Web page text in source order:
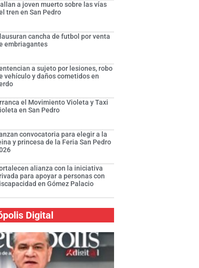
a joven muerto sobre las vías
tren en San Pedro
cancha de futbol por venta
embriagantes
a sujeto por lesiones, robo
vehículo y daños cometidos en
el Movimiento Violeta y Taxi
en San Pedro
convocatoria para elegir a la
y princesa de la Feria San Pedro
alianza con la iniciativa
para apoyar a personas con
en Gómez Palacio
Digital